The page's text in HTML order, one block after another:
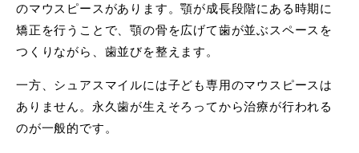
のマウスピースがあります。顎が成長段階にある時期に
矯正を行うことで、顎の骨を広げて歯が並ぶスペースを
つくりながら、歯並びを整えます。
一方、シュアスマイルには子ども専用のマウスピースは
ありません。永久歯が生えそろってから治療が行われる
のが一般的です。